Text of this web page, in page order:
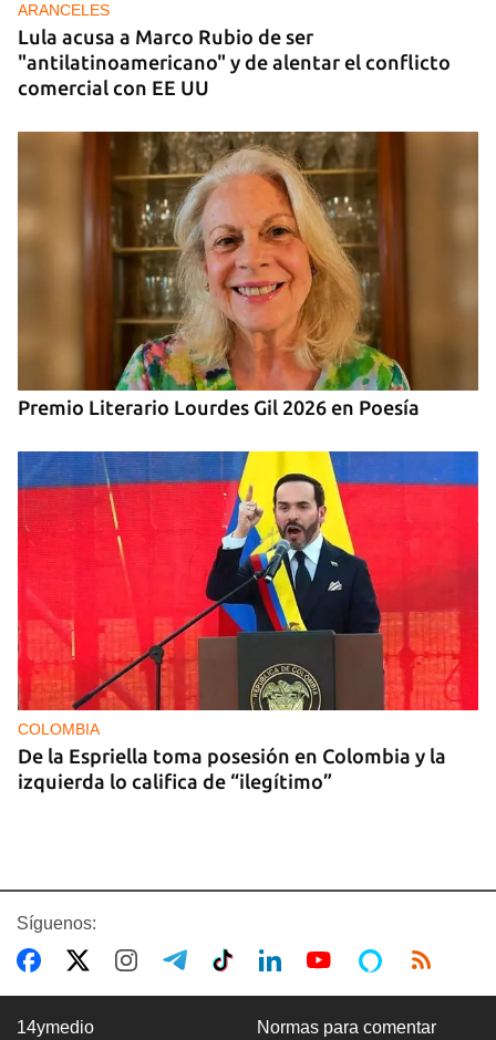
ARANCELES
Lula acusa a Marco Rubio de ser
"antilatinoamericano" y de alentar el conflicto
comercial con EE UU
Premio Literario Lourdes Gil 2026 en Poesía
COLOMBIA
De la Espriella toma posesión en Colombia y la
izquierda lo califica de “ilegítimo”
Síguenos:
14ymedio Normas para comentar